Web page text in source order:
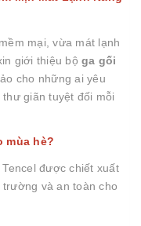
mại, vừa mát lạnh
giới thiệu bộ ga gối
cho những ai yêu
giãn tuyệt đối mỗi
mùa hè?
Tencel được chiết xuất
và an toàn cho